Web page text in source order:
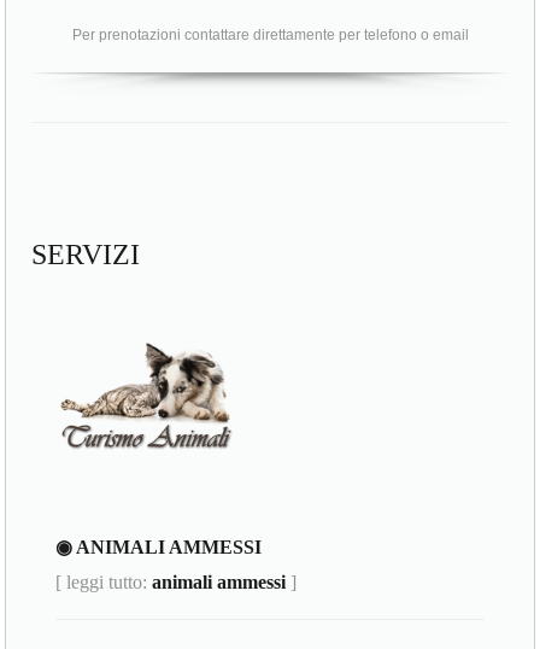
Per prenotazioni contattare direttamente per telefono o email
SERVIZI
◉ ANIMALI AMMESSI
[ leggi tutto:animali ammessi ]